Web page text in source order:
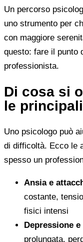
Un percorso
uno strumento per
con maggiore
questo: fare il punto
professionista.
Di cosa si
le
Uno psicologo può
di difficoltà. Ecco le
spesso un
Ansia e
costante,
fisici intensi
Depressione
prolungata,